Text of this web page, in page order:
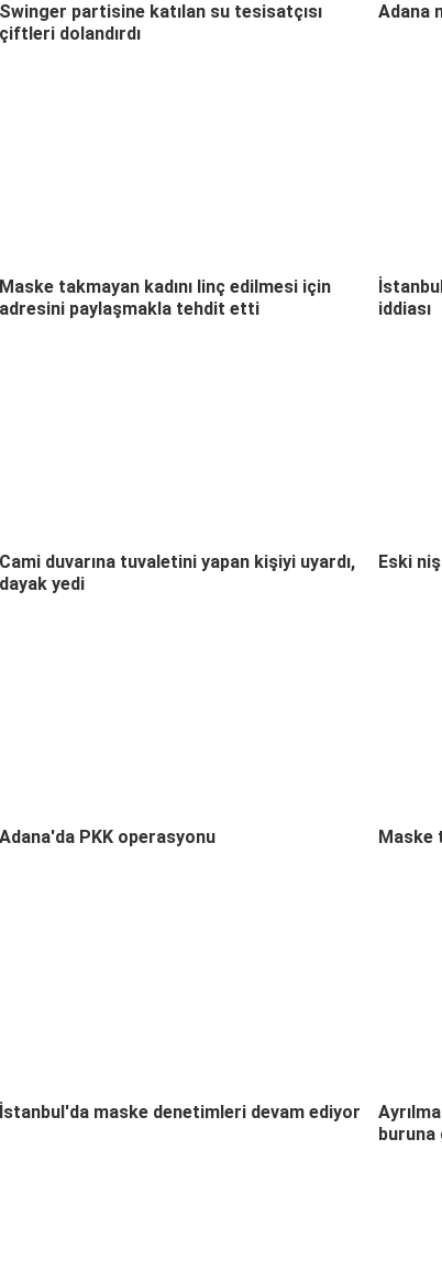
Swinger partisine katılan su tesisatçısı
çiftleri dolandırdı
Adana
Maske takmayan kadını linç edilmesi için
adresini paylaşmakla tehdit etti
iddiası
Cami duvarına tuvaletini yapan kişiyi uyardı,
dayak yedi
Eski
Adana'da PKK operasyonu Maske
İstanbul'da maske denetimleri devam ediyor
buruna